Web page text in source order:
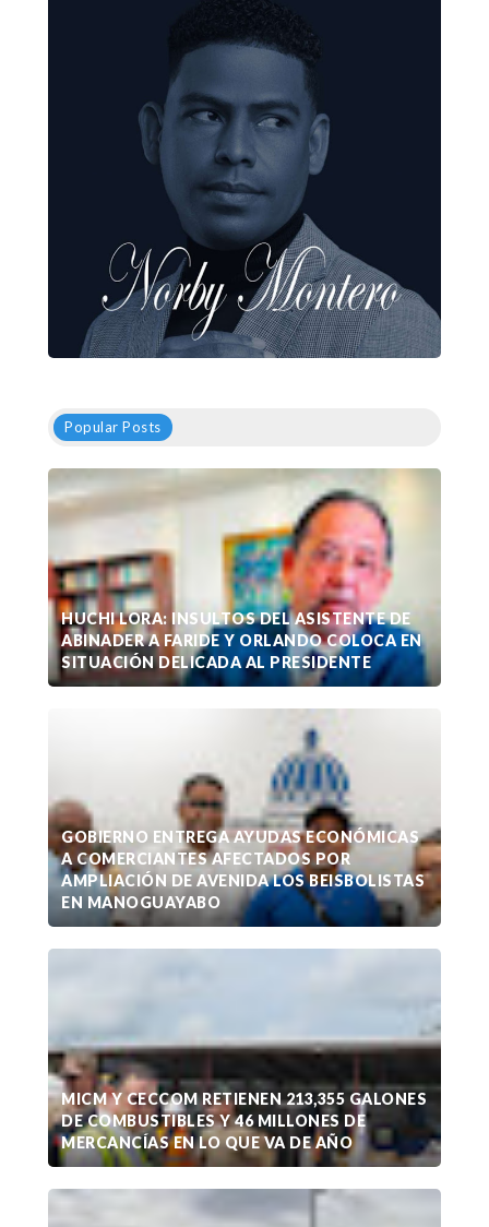
Popular Posts
HUCHI LORA: INSULTOS DEL ASISTENTE DE
ABINADER A FARIDE Y ORLANDO COLOCA EN
SITUACIÓN DELICADA AL PRESIDENTE
GOBIERNO ENTREGA AYUDAS ECONÓMICAS
A COMERCIANTES AFECTADOS POR
AMPLIACIÓN DE AVENIDA LOS BEISBOLISTAS
EN MANOGUAYABO
MICM Y CECCOM RETIENEN 213,355 GALONES
DE COMBUSTIBLES Y 46 MILLONES DE
MERCANCÍAS EN LO QUE VA DE AÑO